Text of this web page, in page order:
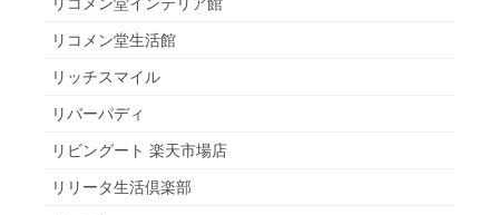
リコメン堂生活館
リッチスマイル
リバーパディ
リビングート 楽天市場店
リリータ生活倶楽部